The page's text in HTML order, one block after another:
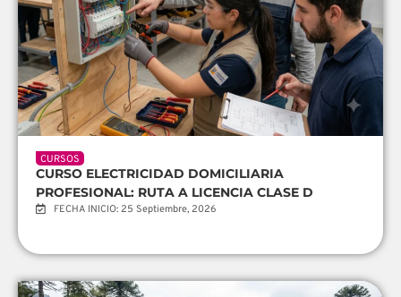
CURSOS
CURSO ELECTRICIDAD DOMICILIARIA
PROFESIONAL: RUTA A LICENCIA CLASE D
FECHA INICIO: 25 Septiembre, 2026